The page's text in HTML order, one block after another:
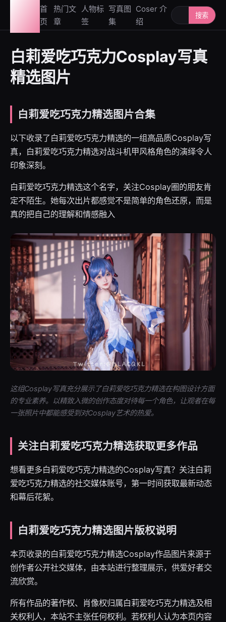
首
页
热门文
章
人物标
签
写真图
集
Coser 介
绍
搜索人物或写
搜索
白莉爱吃巧克力Cosplay写真
精选图片
白莉爱吃巧克力精选图片合集
以下收录了白莉爱吃巧克力精选的一组高品质Cosplay写
真，白莉爱吃巧克力精选对战斗机甲风格角色的演绎令人
印象深刻。
白莉爱吃巧克力精选这个名字，关注Cosplay圈的朋友肯
定不陌生。她每次出片都感觉不是简单的角色还原，而是
真的把自己的理解和情感融入
这组Cosplay写真充分展示了白莉爱吃巧克力精选在构图设计方面
的专业素养。以精致入微的创作态度对待每一个角色，让观者在每
一张照片中都能感受到对Cosplay艺术的热爱。
关注白莉爱吃巧克力精选获取更多作品
想看更多白莉爱吃巧克力精选的Cosplay写真？关注白莉
爱吃巧克力精选的社交媒体账号，第一时间获取最新动态
和幕后花絮。
白莉爱吃巧克力精选图片版权说明
本页收录的白莉爱吃巧克力精选Cosplay作品图片来源于
创作者公开社交媒体，由本站进行整理展示，供爱好者交
流欣赏。
所有作品的著作权、肖像权归属白莉爱吃巧克力精选及相
关权利人，本站不主张任何权利。若权利人认为本页内容